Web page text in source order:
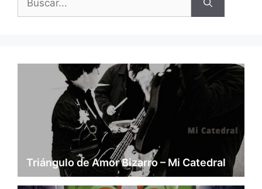
Triángulo de Amor Bizarro – Mi Catedral